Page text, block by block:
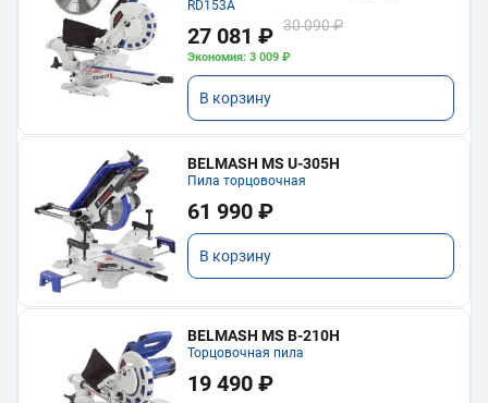
RD153A
27 081 ₽ 30 090 ₽
Экономия: 3 009 ₽
В корзину
BELMASH MS U-305H
Пила торцовочная
61 990 ₽
В корзину
BELMASH MS B-210H
Торцовочная пила
19 490 ₽